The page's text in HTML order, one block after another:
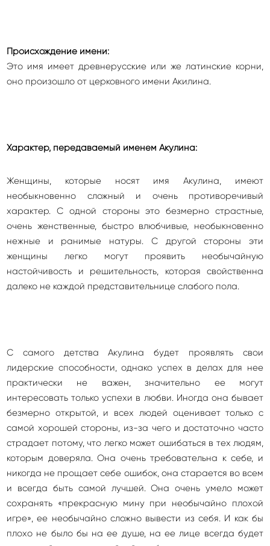
Происхождение имени:
Это имя имеет древнерусские или же латинские корни,
оно произошло от церковного имени Акилина.
Характер, передаваемый именем Акулина:
Женщины, которые носят имя Акулина, имеют
необыкновенно сложный и очень противоречивый
характер. С одной стороны это безмерно страстные,
очень женственные, быстро влюбчивые, необыкновенно
нежные и ранимые натуры. С другой стороны эти
женщины легко могут проявить необычайную
настойчивость и решительность, которая свойственна
далеко не каждой представительнице слабого пола.
С самого детства Акулина будет проявлять свои
лидерские способности, однако успех в делах для нее
практически не важен, значительно ее могут
интересовать только успехи в любви. Иногда она бывает
безмерно открытой, и всех людей оценивает только с
самой хорошей стороны, из-за чего и достаточно часто
страдает потому, что легко может ошибаться в тех людям,
которым доверяла. Она очень требовательна к себе, и
никогда не прощает себе ошибок, она старается во всем
и всегда быть самой лучшей. Она очень умело может
сохранять «прекрасную мину при необычайно плохой
игре», ее необычайно сложно вывести из себя. И как бы
плохо не было бы на ее душе, на ее лице всегда будет